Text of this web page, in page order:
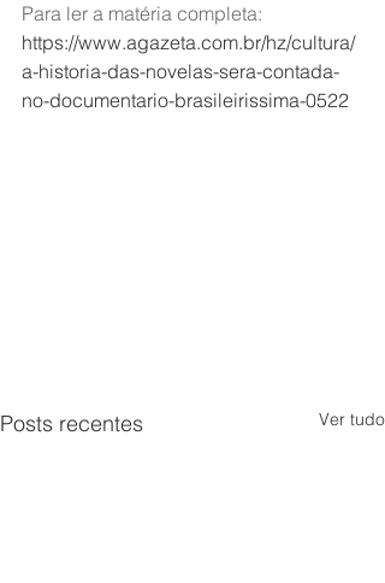
Para ler a matéria completa:
https://www.agazeta.com.br/hz/cultura/
a-historia-das-novelas-sera-contada-
no-documentario-brasileirissima-0522
Posts recentes Ver tudo